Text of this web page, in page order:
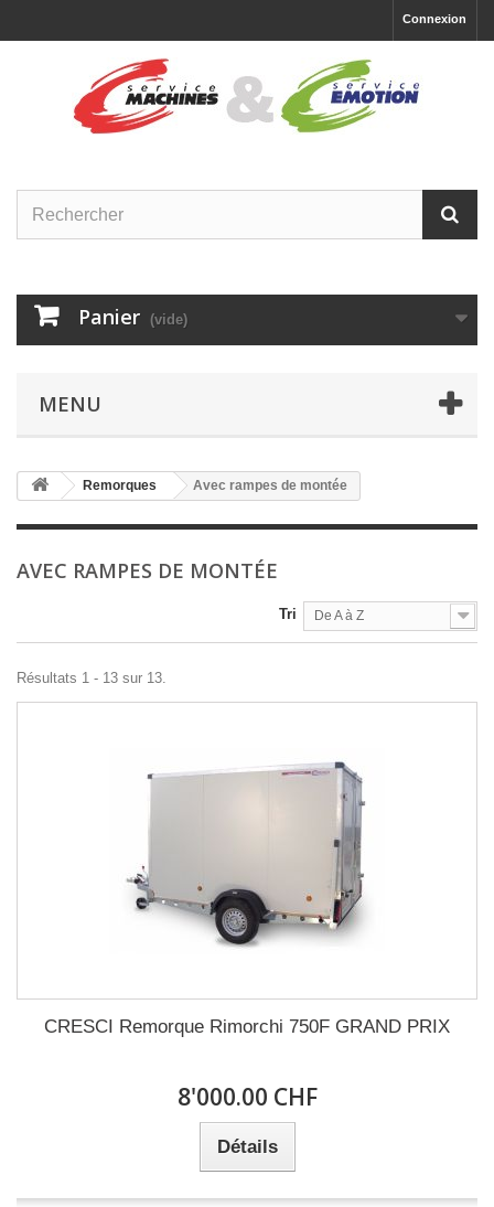
Connexion
Panier (vide)
MENU
Remorques Avec rampes de montée
AVEC RAMPES DE MONTÉE
Tri De A à Z
Résultats 1 - 13 sur 13.
CRESCI Remorque Rimorchi 750F GRAND PRIX
8'000.00 CHF
Détails